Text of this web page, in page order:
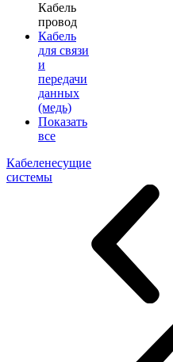
Кабель
провод
Кабель
для связи
и
передачи
данных
(медь)
Показать
все
Кабеленесущие
системы